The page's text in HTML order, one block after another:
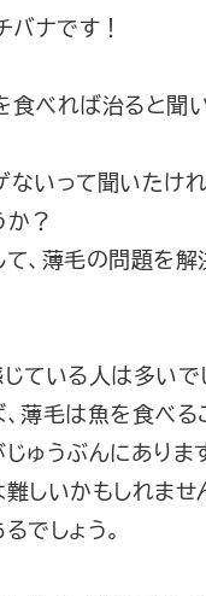
バナです！
食べれば治ると聞
ないって聞いたけ
か？
て、薄毛の問題を解
ている人は多いで
薄毛は魚を食べる
ゅうぶんにありま
しいかもしれませ
でしょう。